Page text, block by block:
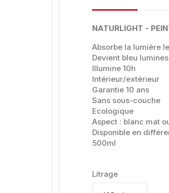
NATURLIGHT -
Absorbe la lumière
Devient bleu
Illumine 10h
Intérieur/extérieur
Garantie 10 ans
Sans sous-couche
Ecologique
Aspect : blanc mat
Disponible en
500ml
Litrage